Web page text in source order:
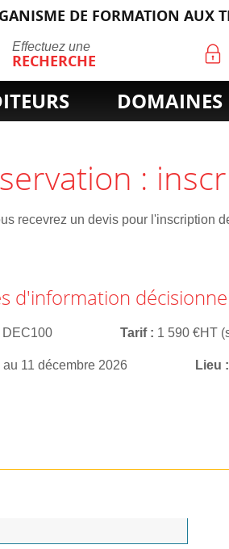
DE FORMATION AUX
Effectuez une
RECHERCHE
RECHERCHE
DOMAINES
:
recevrez un devis pour l'inscription
d'information
DEC100 Tarif 1 590 €HT
au 11 décembre 2026 Lieu